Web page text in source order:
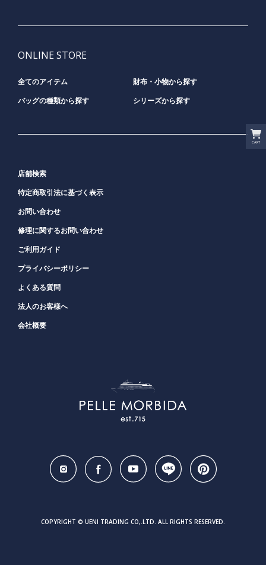
CART
COPYRIGHT © UENI TRADING CO,.LTD. ALL RIGHTS RESERVED.
ONLINE STORE
全てのアイテム 財布・小物から探す
バッグの種類から探す シリーズから探す
店舗検索
特定商取引法に基づく表示
お問い合わせ
修理に関するお問い合わせ
ご利用ガイド
プライバシーポリシー
よくある質問
法人のお客様へ
会社概要